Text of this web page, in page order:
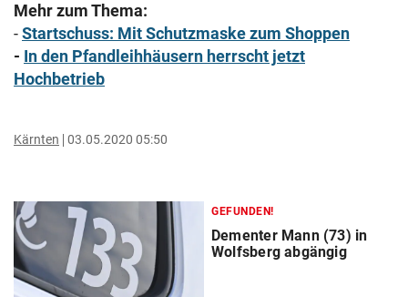
Mehr zum Thema:
-Startschuss: Mit Schutzmaske zum Shoppen
- In den Pfandleihhäusern herrscht jetzt
Hochbetrieb
Kärnten 03.05.2020 05:50
GEFUNDEN!
Dementer Mann (73) in
Wolfsberg abgängig